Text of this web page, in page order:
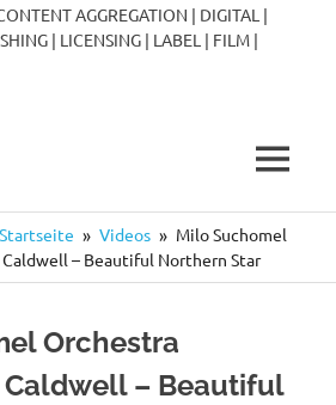
AGGREGATION | DIGITAL |
| LICENSING | LABEL | FILM |
MENÜ
Startseite Videos
Milo Suchomel
– Beautiful Northern Star
Orchestra
– Beautiful